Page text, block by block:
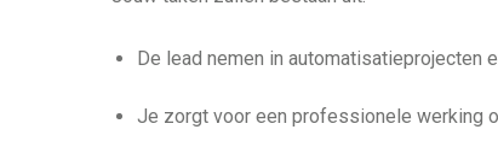
De lead nemen in automatisatieprojecten
Je zorgt voor een professionele werking